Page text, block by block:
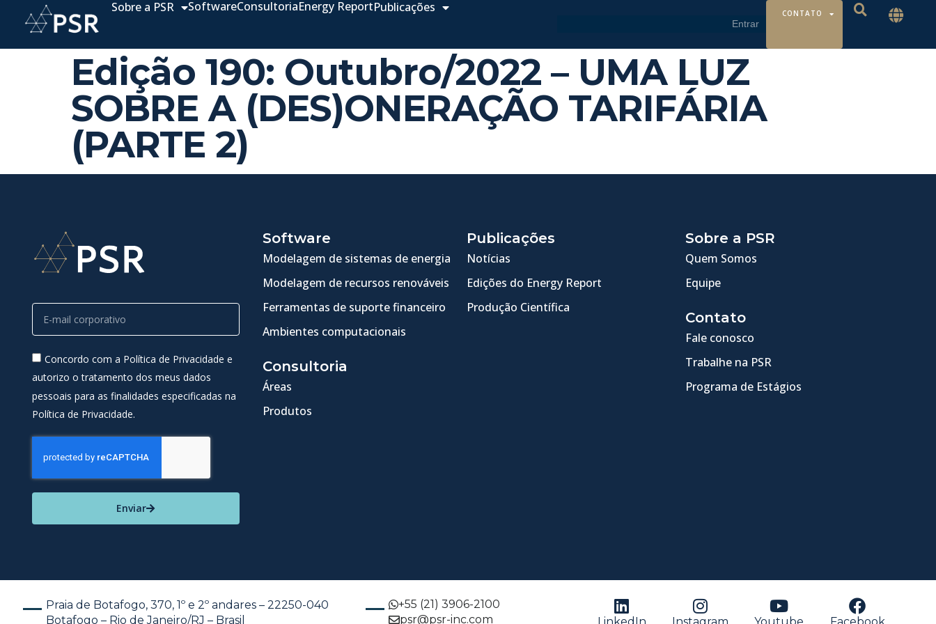
Sobre a PSR SoftwareConsultoriaEnergy ReportPublicações CONTATO
Edição 190: Outubro/2022 – UMA LUZ
SOBRE A (DES)ONERAÇÃO TARIFÁRIA
(PARTE 2)
Concordo com a Política de Privacidade e
autorizo o tratamento dos meus dados
pessoais para as finalidades especificadas na
Política de Privacidade.
Enviar
Software
Modelagem de sistemas de energia
Modelagem de recursos renováveis
Ferramentas de suporte financeiro
Ambientes computacionais
Consultoria
Áreas
Produtos
Publicações
Notícias
Edições do Energy Report
Produção Científica
Sobre a PSR
Quem Somos
Equipe
Contato
Fale conosco
Trabalhe na PSR
Programa de Estágios
Praia de Botafogo, 370, 1º e 2º andares – 22250-040
Botafogo – Rio de Janeiro/RJ – Brasil
+55 (21) 3906-2100
psr@psr-inc.com